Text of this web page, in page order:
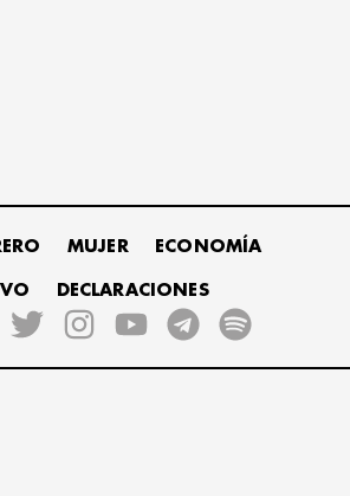
MUJER ECONOMÍA
DECLARACIONES